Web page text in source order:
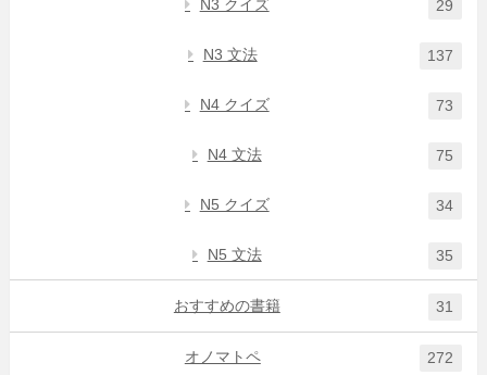
N3 クイズ 29
N3 文法 137
N4 クイズ 73
N4 文法 75
N5 クイズ 34
N5 文法 35
おすすめの書籍 31
オノマトペ 272